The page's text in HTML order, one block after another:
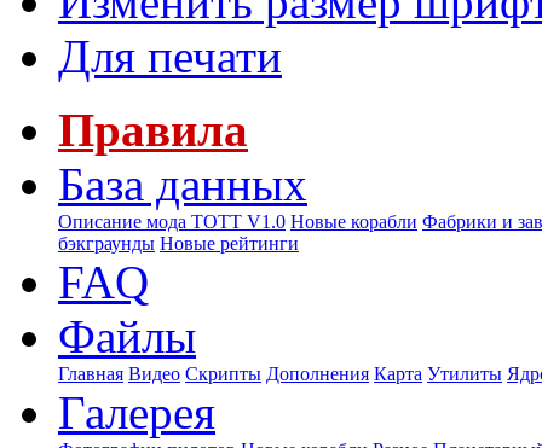
Для печати
Правила
База данных
Описание мода ТОТТ V1.0 Новые корабли Фабрики и
бэкграунды Новые рейтинги
FAQ
Файлы
Главная Видео Скрипты Дополнения Карта Утилиты
Галерея